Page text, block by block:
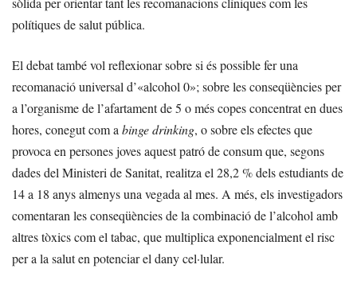
polítiques de salut pública.
El debat també vol reflexionar sobre si és possible fer una
recomanació universal d’«alcohol 0»; sobre les conseqüències per
a l’organisme de l’afartament de 5 o més copes concentrat en dues
hores, conegut com a binge drinking, o sobre els efectes que
provoca en persones joves aquest patró de consum que, segons
dades del Ministeri de Sanitat, realitza el 28,2 % dels estudiants de
14 a 18 anys almenys una vegada al mes. A més, els investigadors
comentaran les conseqüències de la combinació de l’alcohol amb
altres tòxics com el tabac, que multiplica exponencialment el risc
per a la salut en potenciar el dany cel·lular.